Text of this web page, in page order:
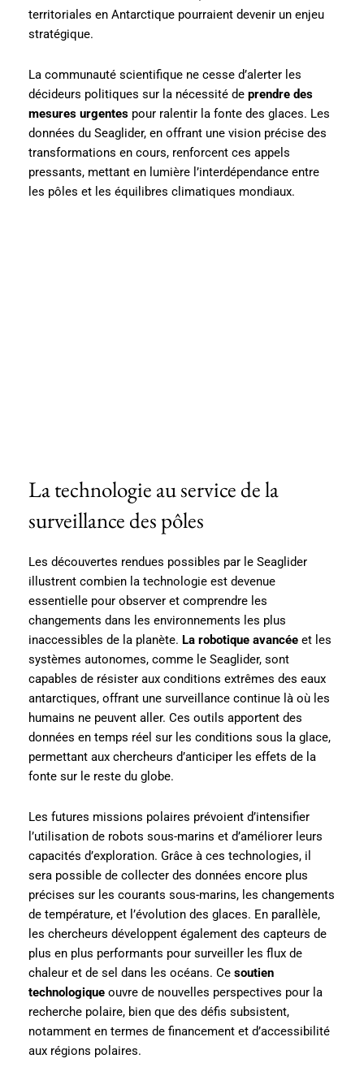
territoriales en Antarctique pourraient devenir un enjeu
stratégique.
La communauté scientifique ne cesse d’alerter les
décideurs politiques sur la nécessité de prendre des
mesures urgentes pour ralentir la fonte des glaces. Les
données du Seaglider, en offrant une vision précise des
transformations en cours, renforcent ces appels
pressants, mettant en lumière l’interdépendance entre
les pôles et les équilibres climatiques mondiaux.
La technologie au service de la
surveillance des pôles
Les découvertes rendues possibles par le Seaglider
illustrent combien la technologie est devenue
essentielle pour observer et comprendre les
changements dans les environnements les plus
inaccessibles de la planète. La robotique avancée et les
systèmes autonomes, comme le Seaglider, sont
capables de résister aux conditions extrêmes des eaux
antarctiques, offrant une surveillance continue là où les
humains ne peuvent aller. Ces outils apportent des
données en temps réel sur les conditions sous la glace,
permettant aux chercheurs d’anticiper les effets de la
fonte sur le reste du globe.
Les futures missions polaires prévoient d’intensifier
l’utilisation de robots sous-marins et d’améliorer leurs
capacités d’exploration. Grâce à ces technologies, il
sera possible de collecter des données encore plus
précises sur les courants sous-marins, les changements
de température, et l’évolution des glaces. En parallèle,
les chercheurs développent également des capteurs de
plus en plus performants pour surveiller les flux de
chaleur et de sel dans les océans. Ce soutien
technologique ouvre de nouvelles perspectives pour la
recherche polaire, bien que des défis subsistent,
notamment en termes de financement et d’accessibilité
aux régions polaires.